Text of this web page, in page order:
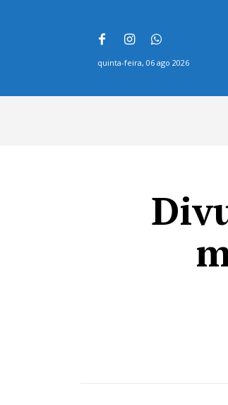
quinta-feira, 06 ago 2026